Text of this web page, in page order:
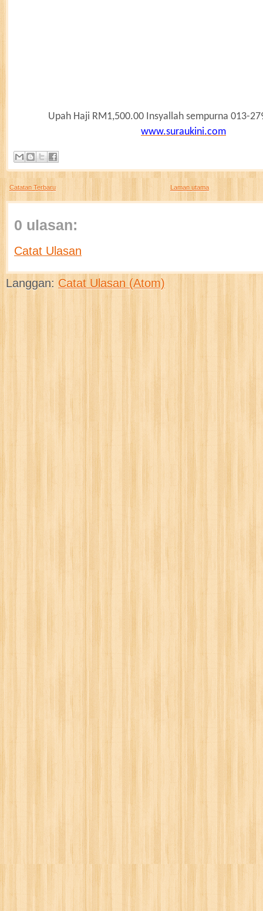
Upah Haji RM1,500.00 Insyallah sempurna 013-
www.suraukini.com
Catatan Terbaru Laman utama
0 ulasan:
Catat Ulasan
Langgan: Catat Ulasan (Atom)